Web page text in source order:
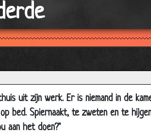
uit zijn werk. Er is niemand in de
bed. Spiernaakt, te zweten en te
aan het doen?"